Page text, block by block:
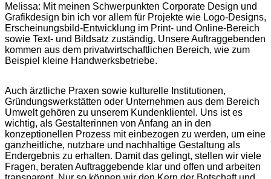
Melissa: Mit meinen Schwerpunkten Corporate Design und
Grafikdesign bin ich vor allem für Projekte wie Logo-Designs,
Erscheinungsbild-Entwicklung im Print- und Online-Bereich
sowie Text- und Bildsatz zuständig. Unsere Auftraggebenden
kommen aus dem privatwirtschaftlichen Bereich, wie zum
Beispiel kleine Handwerksbetriebe.
Auch ärztliche Praxen sowie kulturelle Institutionen,
Gründungswerkstätten oder Unternehmen aus dem Bereich
Umwelt gehören zu unserem Kundenklientel. Uns ist es
wichtig, als Gestalterinnen von Anfang an in den
konzeptionellen Prozess mit einbezogen zu werden, um eine
ganzheitliche, nutzbare und nachhaltige Gestaltung als
Endergebnis zu erhalten. Damit das gelingt, stellen wir viele
Fragen, beraten Auftraggebende klar und offen und arbeiten